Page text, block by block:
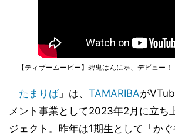
【ティザームービー】碧鬼はんにゃ、デビュー！
「 たまりば」は、 TAMARIBAが
メント事業として2023年2月に立ち
ジェクト。昨年は1期生として「か